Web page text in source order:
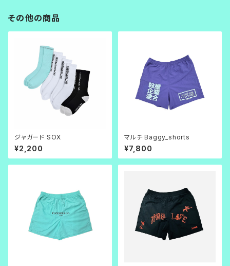
その他の商品
ジャガード SOX
¥2,200
マルチ Baggy_shorts
¥7,800